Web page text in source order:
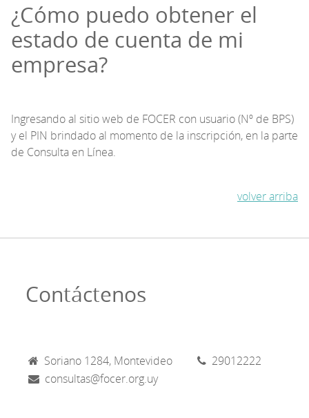
¿Cómo puedo obtener el
estado de cuenta de mi
empresa?
Ingresando al sitio web de FOCER con usuario (Nº de BPS)
y el PIN brindado al momento de la inscripción, en la parte
de Consulta en Línea.
volver arriba
Contáctenos
Soriano 1284, Montevideo
29012222
consultas@focer.org.uy